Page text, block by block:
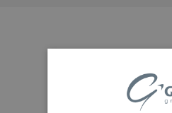
Qui sommes-